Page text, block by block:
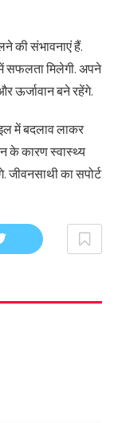
की संभावनाएं हैं.
में सफलता मिलेगी. अपने
ऊर्जावान बने रहेंगे.
में बदलाव लाकर
के कारण स्वास्थ्य
जीवनसाथी का सपोर्ट